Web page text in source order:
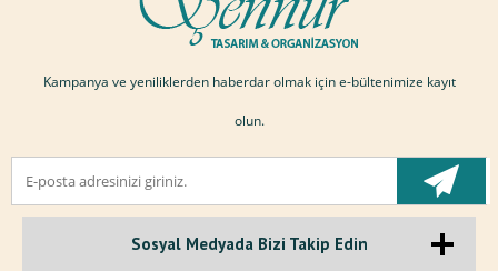
Kampanya ve yeniliklerden haberdar olmak için e-bültenimize kayıt
olun.
Sosyal Medyada Bizi Takip Edin